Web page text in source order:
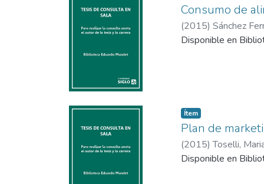
Consumo de
(2015) Sánchez
Disponible en
Item type:
Ítem,
Plan de
(2015)Toselli,
Disponible en